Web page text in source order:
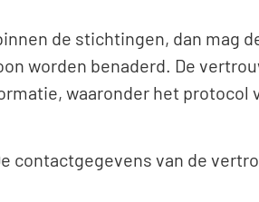
de stichtingen, dan mag
worden benaderd. De
waaronder het protocol
contactgegevens van de